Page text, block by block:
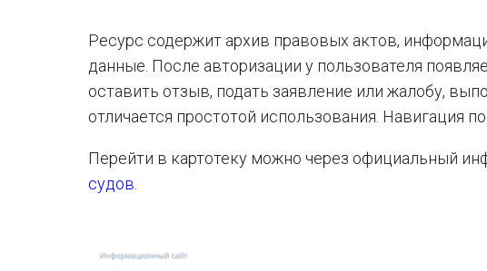
Ресурс содержит архив правовых актов,
данные. После авторизации у пользователя
оставить отзыв, подать заявление или жалобу,
отличается простотой использования. Навигация
Перейти в картотеку можно через официальный
судов